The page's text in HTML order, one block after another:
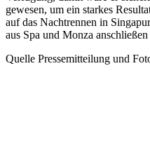
gewesen, um ein starkes
auf das Nachtrennen in
aus Spa und Monza
Quelle Pressemitteilung und